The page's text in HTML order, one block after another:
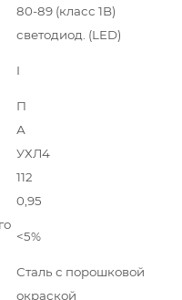
80-89 (класс 1B)
светодиод. (LED)
I
П
А
УХЛ4
112
0,95
<5%
Сталь с порошковой
окраской